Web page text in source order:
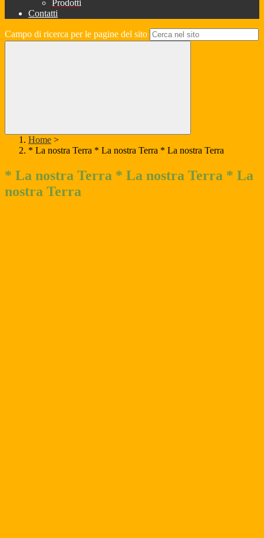
Prodotti
Contatti
Campo di ricerca per le pagine del sito
Home >
* La nostra Terra * La nostra Terra * La nostra Terra
* La nostra Terra * La nostra Terra * La
nostra Terra